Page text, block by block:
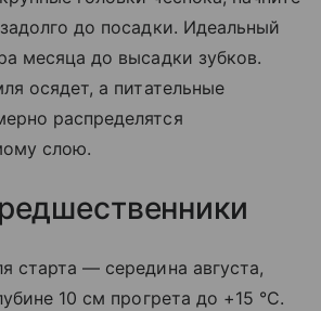
до посадки. Идеальный
месяца до высадки зубков.
осядет, а питательные
распределятся
слою.
старта — середина августа,
10 см прогрета до +15 °C.